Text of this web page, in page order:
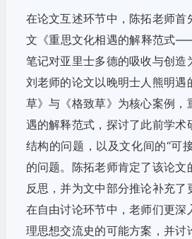
在论文互述环节中，陈拓老师首
文《重思文化相遇的解释范式
笔记对亚里士多德的吸收与创造
刘老师的论文以晚明士人熊明遇
草》与《格致草》为核心案例，
遇的解释范式，探讨了此前学术
结构的问题，以及文化间的“可
的问题。陈拓老师肯定了该论文
反思，并为文中部分推论补充了
在自由讨论环节中，老师们更深
理思想交流史的可能方案，并讨